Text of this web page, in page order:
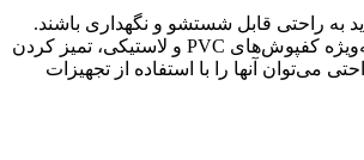
به راحتی قابل شستشو و نگهداری باشند.
برخی از کفپوش‌ها، به‌ویژه کفپوش‌های PVC و لاستیکی، تمیز کردن
می‌توان آنها را با استفاده از تجهیزات